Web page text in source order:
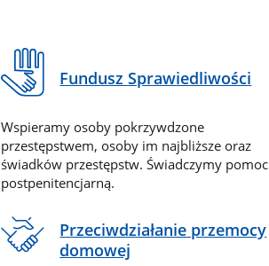
Fundusz Sprawiedliwości
Wspieramy osoby pokrzywdzone
przestępstwem, osoby im najbliższe oraz
świadków przestępstw. Świadczymy pomoc
postpenitencjarną.
Przeciwdziałanie przemocy
domowej